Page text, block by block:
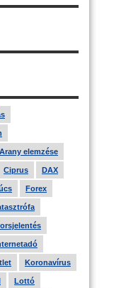
Arany elemzése
Ciprus DAX
Forex
Koronavírus
Lottó